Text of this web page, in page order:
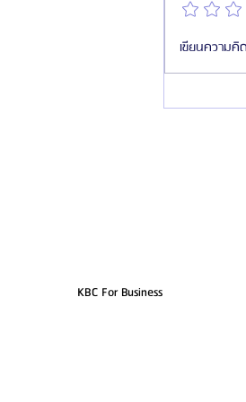
รัฐบาลเกา
ศัลยกรรม
เขียนความคิ
KBC For Business